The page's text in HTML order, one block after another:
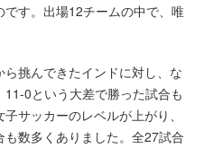
す。出場12チームの中で、唯
挑んできたインドに対し、な
0という大差で勝った試合も
サッカーのレベルが上がり、
数多くありました。全27試合